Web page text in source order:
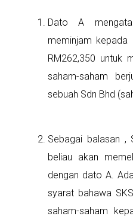
Dato A
meminjam kepada
RM262,350 untuk
saham-saham
sebuah Sdn Bhd
Sebagai balasan ,
beliau akan
dengan dato A.
syarat bahawa
saham-saham